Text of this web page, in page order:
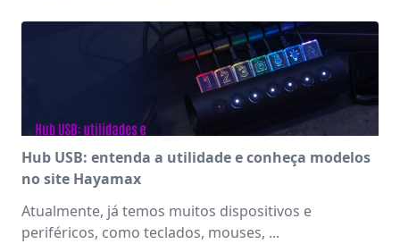
Hub USB: entenda a utilidade e conheça modelos
no site Hayamax
Atualmente, já temos muitos dispositivos e
periféricos, como teclados, mouses, ...